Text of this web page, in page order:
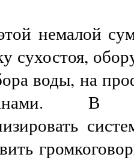
немалой
сухостоя,
воды, на
В